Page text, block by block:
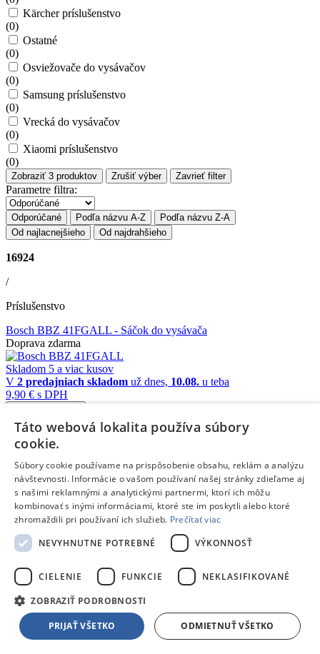
Kärcher príslušenstvo
(0)
Ostatné
(0)
Osviežovače do vysávačov
(0)
Samsung príslušenstvo
(0)
Vrecká do vysávačov
(0)
Xiaomi príslušenstvo
(0)
Zobraziť 3 produktov Zrušiť výber Zavrieť filter
Parametre filtra:
Odporúčané Podľa názvu A-Z
Podľa názvu Z-A
Od najlacnejšieho
Od najdrahšieho
16924
/
Príslušenstvo
Bosch BBZ 41FGALL - Sáčok do vysávača
Doprava zdarma
Skladom 5 a viac kusov
V 2 predajniach skladom už dnes, 10.08. u teba
9,90 € s DPH
Porovnať
149268
Príslušenstvo
Bosch BBZWD 4BAG- Filter do vysávača
Doprava zdarma
V1 predajni skladomuž dnes,10.08.u teba
5,99 €
Pridať do košíka
Porovnať
149269
Táto webová lokalita používa súbory
cookie.
Súbory cookie používame na prispôsobenie obsahu, reklám a analýzu
návštevnosti. Informácie o vašom používaní našej stránky zdieľame aj
s našimi reklamnými a analytickými partnermi, ktorí ich môžu
kombinovať s inými informáciami, ktoré ste im poskytli alebo ktoré
zhromaždili pri používaní ich služieb. Prečítať viac
NEVYHNUTNE POTREBNÉ
VÝKONNOSŤ
CIELENIE FUNKCIE NEKLASIFIKOVANÉ
ZOBRAZIŤ PODROBNOSTI
PRIJAŤ VŠETKO ODMIETNUŤ VŠETKO